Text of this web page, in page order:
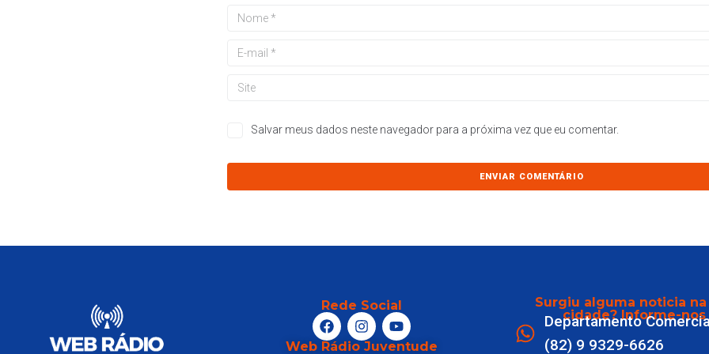
Salvar meus dados neste navegador para a próxima vez que eu comentar.
Rede Social
Web Rádio Juventude
Surgiu alguma noticia na
cidade? Informe-nos
Departamento
(82) 9 9329-6626